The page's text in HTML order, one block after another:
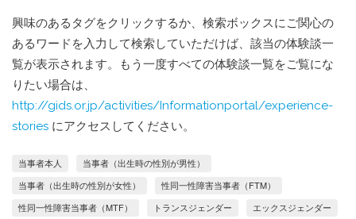
興味のあるタグをクリックするか、検索ボックスにご関心の
あるワードを入力して検索していただけば、該当の体験談一
覧が表示されます。もう一度すべての体験談一覧をご覧にな
りたい場合は、
http://gids.or.jp/activities/Informationportal/experience-
stories にアクセスしてください。
当事者本人
当事者（出生時の性別が男性）
当事者（出生時の性別が女性）
性同一性障害当事者（FTM）
性同一性障害当事者（MTF）
トランスジェンダー
エックスジェンダー